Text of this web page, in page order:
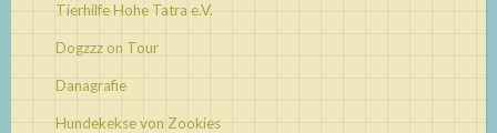
Tierhilfe Hohe Tatra e.V.
Dogzzz on Tour
Danagrafie
Hundekekse von Zookies